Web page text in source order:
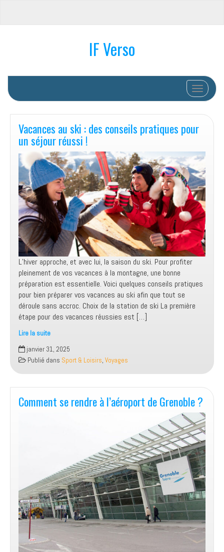
IF Verso
Afficher/
Vacances au ski : des conseils pratiques pour
un séjour réussi !
L’hiver approche, et avec lui, la saison du ski. Pour profiter
pleinement de vos vacances à la montagne, une bonne
préparation est essentielle. Voici quelques conseils pratiques
pour bien préparer vos vacances au ski afin que tout se
déroule sans accroc. Choix de la station de ski La première
étape pour des vacances réussies est […]
Lire la suite
Vacances
au
ski
:
des
conseils
pratiques
janvier 31, 2025
Publié dans Sport & Loisirs, Voyages
Comment se rendre à l’aéroport de Grenoble ?